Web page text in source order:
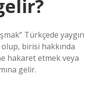
Türkçede yaygın
birisi hakkında
hakaret etmek veya
gelir.